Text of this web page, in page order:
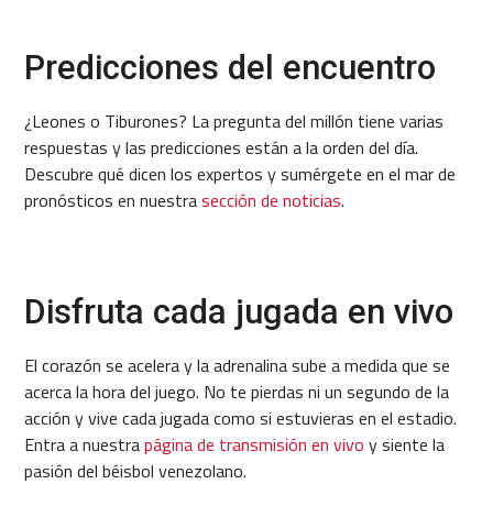
Predicciones del encuentro
¿Leones o Tiburones? La pregunta del millón tiene varias
respuestas y las predicciones están a la orden del día.
Descubre qué dicen los expertos y sumérgete en el mar de
pronósticos en nuestrasección de noticias.
Disfruta cada jugada en vivo
El corazón se acelera y la adrenalina sube a medida que se
acerca la hora del juego. No te pierdas ni un segundo de la
acción y vive cada jugada como si estuvieras en el estadio.
Entra a nuestrapágina de transmisión en vivo y siente la
pasión del béisbol venezolano.